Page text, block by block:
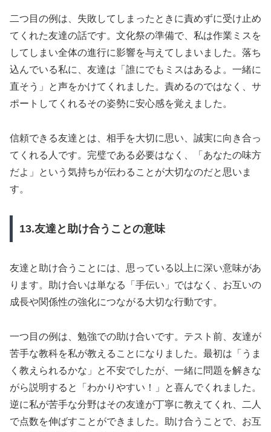
二つ目の例は、失敗してしまったときに責めずに受け止め
てくれた友達の話です。文化祭の準備で、私は作業ミスを
してしまい全体の進行に影響を与えてしまいました。落ち
込んでいる私に、友達は「誰にでもミスはあるよ。一緒に
直そう」と声をかけてくれました。責めるのではなく、サ
ポートしてくれるその姿勢に安心感を覚えました。
信頼できる友達とは、相手を大切に思い、誠実に向き合っ
てくれる人です。完璧である必要はなく、「あなたの味方
だよ」という気持ちが伝わることが大切なのだと思いま
す。
13.友達と助け合うことの意味
友達と助け合うことには、思っている以上に深い意味があ
ります。助け合いは単なる「手伝い」ではなく、お互いの
成長や関係性の強化につながる大切な行動です。
一つ目の例は、勉強での助け合いです。テスト前、友達が
苦手な教科を私が教えることになりました。最初は「うま
く教えられるかな」と不安でしたが、一緒に問題を解きな
がら説明すると「わかりやすい！」と喜んでくれました。
逆に私が苦手な分野はその友達が丁寧に教えてくれ、二人
で点数を伸ばすことができました。助け合うことで、お互